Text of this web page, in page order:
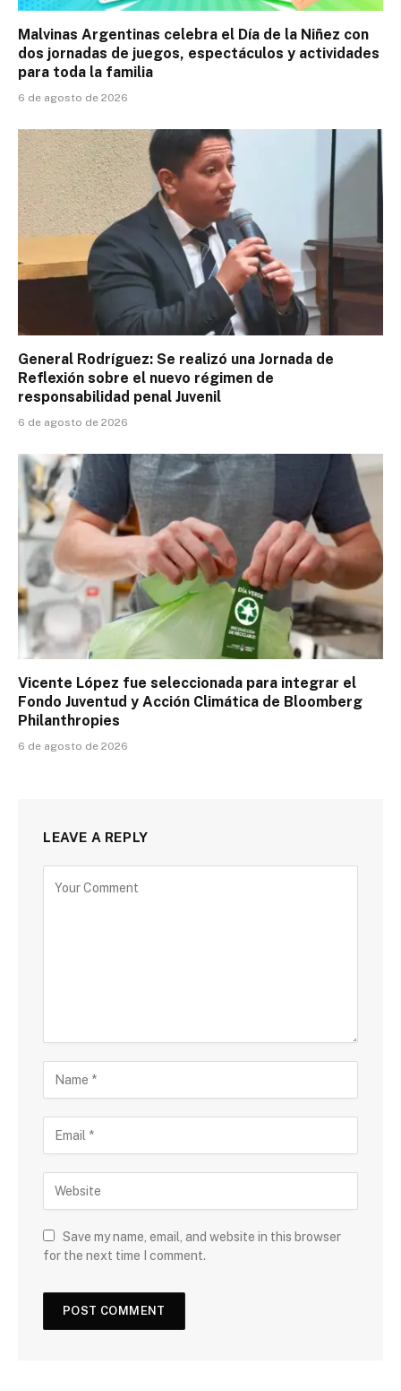
Malvinas Argentinas celebra el Día de la Niñez con
dos jornadas de juegos, espectáculos y actividades
para toda la familia
6 de agosto de 2026
General Rodríguez: Se realizó una Jornada de
Reflexión sobre el nuevo régimen de
responsabilidad penal Juvenil
6 de agosto de 2026
Vicente López fue seleccionada para integrar el
Fondo Juventud y Acción Climática de Bloomberg
Philanthropies
6 de agosto de 2026
LEAVE A REPLY
Save my name, email, and website in this browser
for the next time I comment.